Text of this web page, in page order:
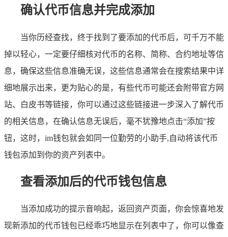
确认代币信息并完成添加
当你历经查找，终于找到了要添加的代币后，可千万不能
掉以轻心，一定要仔细核对代币的名称、简称、合约地址等信
息，确保这些信息准确无误，这些信息通常会在搜索结果中详
细地展示出来，更为贴心的是，有些代币可能还会附带官方网
站、白皮书等链接，你可以通过这些链接进一步深入了解代币
的相关信息，在确认信息无误后，毫不犹豫地点击“添加”按
钮，这时，im钱包就会如同一位勤劳的小助手,自动将该代币
钱包添加到你的资产列表中。
查看添加后的代币钱包信息
当添加成功的提示音响起，返回资产页面，你会惊喜地发
现新添加的代币钱包已经乖巧地显示在列表中了，你可以像查